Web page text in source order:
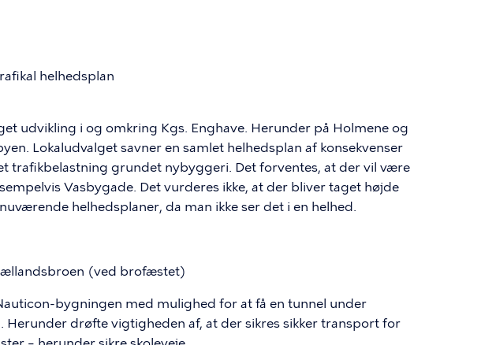
helhedsplan
udvikling i og omkring Kgs. Enghave. Herunder på Holmene og
Lokaludvalget savner en samlet helhedsplan af konsekvenser
trafikbelastning grundet nybyggeri. Det forventes, at der vil være
Vasbygade. Det vurderes ikke, at der bliver taget højde
helhedsplaner, da man ikke ser det i en helhed.
(ved brofæstet)
bygningen med mulighed for at få en tunnel under
Herunder drøfte vigtigheden af, at der sikres sikker transport for